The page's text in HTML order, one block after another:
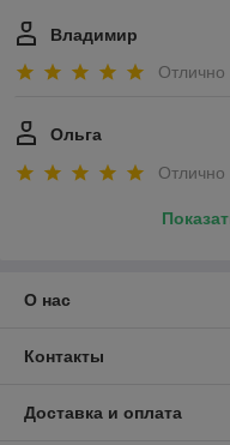
Владимир
Отлично
Ольга
Отлично
О нас
Контакты
Доставка и оплата